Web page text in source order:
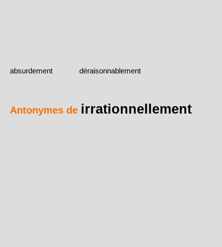
absurdement déraisonnablement
Antonymes de irrationnellement